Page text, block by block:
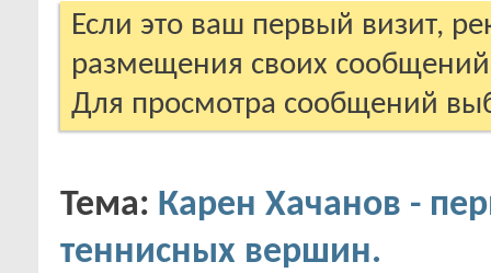
Если это ваш первый визит,
размещения своих
Для просмотра сообщений
Тема: Карен Хачанов -
теннисных вершин.